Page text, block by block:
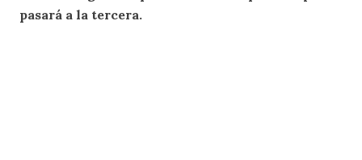
pasará a la tercera.